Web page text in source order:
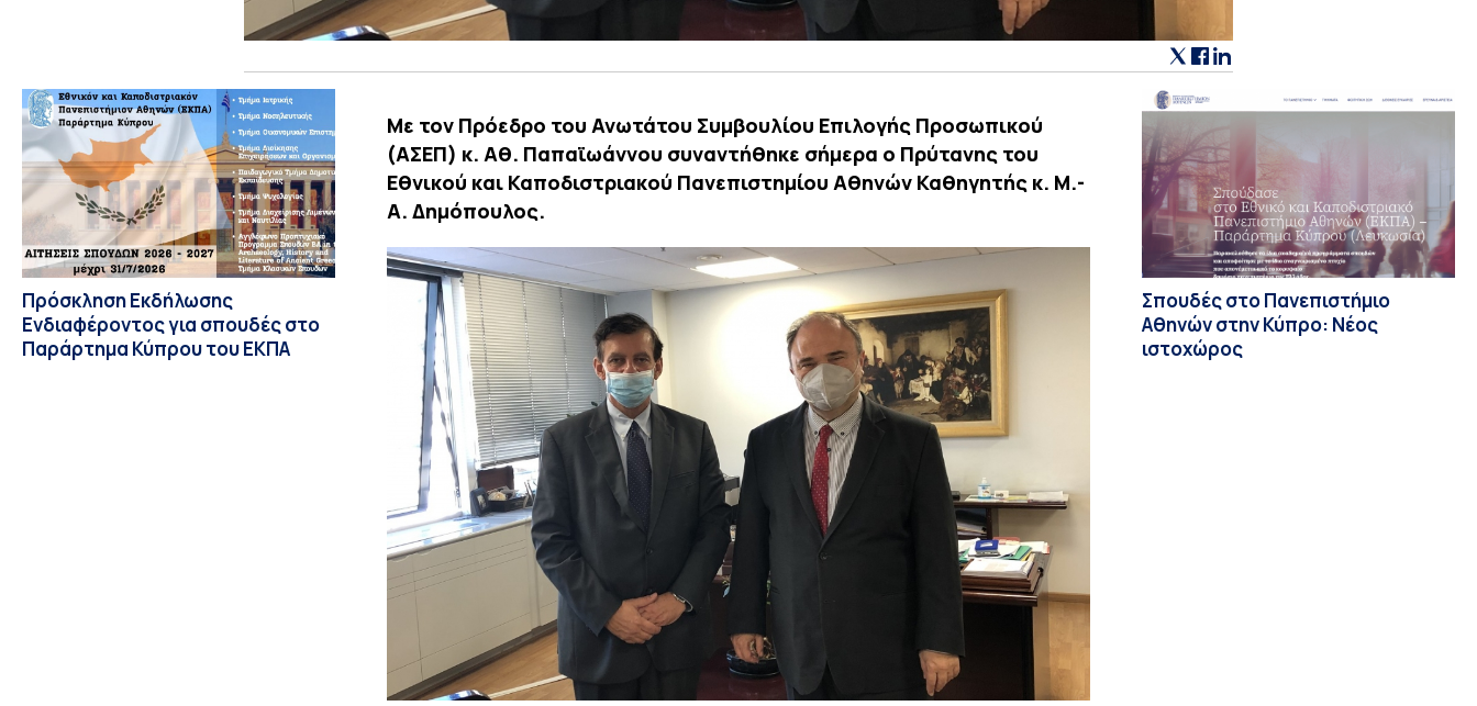
Πρόσκληση Εκδήλωσης
Ενδιαφέροντος για σπουδές στο
Παράρτημα Κύπρου του ΕΚΠΑ
Με τον Πρόεδρο του Ανωτάτου Συμβουλίου Επιλογής Προσωπικού
(ΑΣΕΠ) κ. Αθ. Παπαϊωάννου συναντήθηκε σήμερα ο Πρύτανης του
Εθνικού και Καποδιστριακού Πανεπιστημίου Αθηνών Καθηγητής κ. Μ.-
Α. Δημόπουλος.
Σπουδές στο Πανεπιστήμιο
Αθηνών στην Κύπρο: Νέος
ιστοχώρος